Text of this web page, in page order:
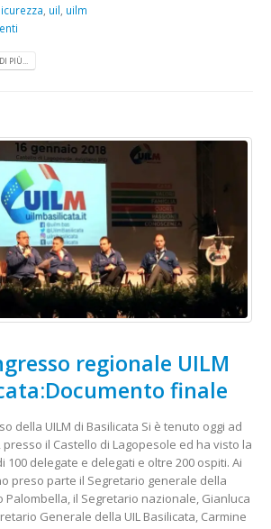
uil uilm
PIÙ...
regionale UILM
finale
della UILM di Basilicata Si è tenuto oggi ad
presso il Castello di Lagopesole ed ha visto la
100 delegate e delegati e oltre 200 ospiti. Ai
preso parte il Segretario generale della
Palombella, il Segretario nazionale, Gianluca
Generale della UIL Basilicata, Carmine